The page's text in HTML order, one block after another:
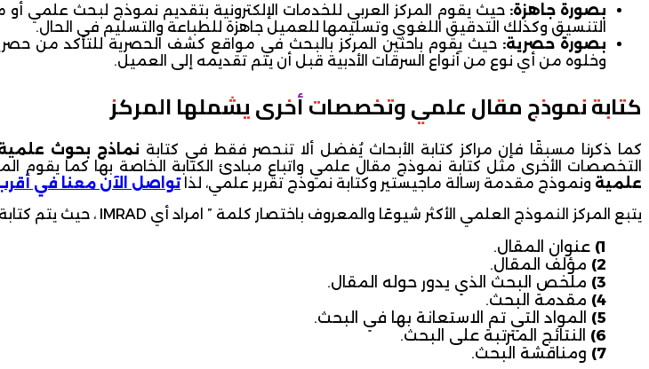
بصورة جاهزة: حيث يقوم المركز العربي للخدمات الإلكترونية بتقديم نموذج لبحث علمي
التنسيق وكذلك التدقيق اللغوي وتسليمها للعميل جاهزة للطباعة والتسليم في الحال.
بصورة حصرية: حيث يقوم باحثين المركز بالبحث في مواقع كشف الحصرية للتأكد من
وخلوه من أي نوع من أنواع السرقات الأدبية قبل أن يتم تقديمه إلى العميل.
كتابة نموذج مقال علمي وتخصصات أخرى يشملها المركز
كما ذكرنا مسبقًا فإن مراكز كتابة الأبحاث يُفضل ألا تنحصر فقط في كتابة نماذج بحوث
التخصصات الأخرى مثل كتابة نموذج مقال علمي واتباع مبادئ الكتابة الخاصة بها كما يقوم
علمية ونموذج مقدمة رسالة ماجيستير وكتابة نموذج تقرير علمي، لذاتواصل الآن معنا في
يتبع المركز النموذج العلمي الأكثر شيوعًا والمعروف باختصار كلمة ” امراد أي IMRAD ، حيث يتم كتابة نموذج مقال علمي كالتالي:
عنوان المقال.
مؤلف المقال.
ملخص البحث الذي يدور حوله المقال.
مقدمة البحث.
المواد التي تم الاستعانة بها في البحث.
النتائج المترتبة على البحث.
ومناقشة البحث.